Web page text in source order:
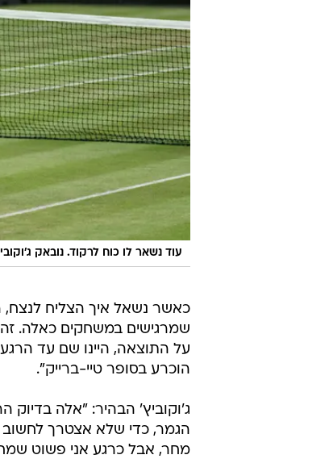
עוד נשאר לו כוח לרקוד. נובאק
כאשר נשאל איך הצליח
שמרגישים במשחקים כאלה.
על התוצאה, היינו שם עד
הוכרע בסופר טיי-ברייק".
ג'וקוביץ' הבהיר: "אלה בדיוק
הגמר, כדי שלא אצטרך לחשוב
מחר, אבל כרגע אני פשוט